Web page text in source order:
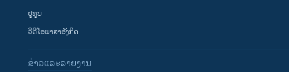
ຢູທູບ
ວີດີໂອພາສາອັງກິດ
ຂ່າວແລະລາຍງານ